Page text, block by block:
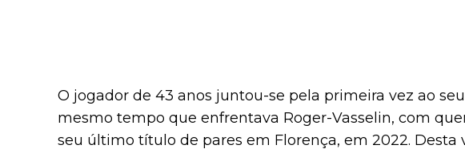
O jogador de 43 anos juntou-se pela primeira vez ao
mesmo tempo que enfrentava Roger-Vasselin, com
seu último título de pares em Florença, em 2022. Desta